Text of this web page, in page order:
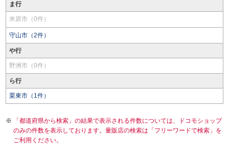
ま行
米原市（0件）
守山市（2件）
や行
野洲市（0件）
ら行
栗東市（1件）
「都道府県から検索」の結果で表示される件数については、ドコモショップ
のみの件数を表示しております。量販店の検索は「フリーワードで検索」を
ご利用ください。